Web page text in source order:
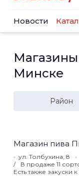
Новости
Магазины
Минске
Район
Магазин пива
ул. Толбухина, 8
В продаже 11
Есть также закуски